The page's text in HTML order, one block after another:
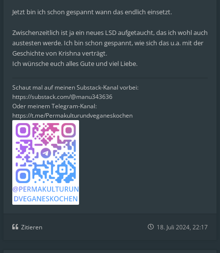
Jetzt bin ich schon gespannt wann das endlich einsetzt.
Zwischenzeitlich ist ja ein neues LSD aufgetaucht, das ich wohl auch
austesten werde. Ich bin schon gespannt, wie sich das u.a. mit der
Geschichte von Krishna verträgt.
Ich wünsche euch alles Gute und viel Liebe.
Schaut mal auf meinen Substack-Kanal vorbei:
https://substack.com/@manu343636
Oder meinem Telegram-Kanal:
https://t.me/Permakulturundveganeskochen
Zitieren 18. Juli 2024, 22:17